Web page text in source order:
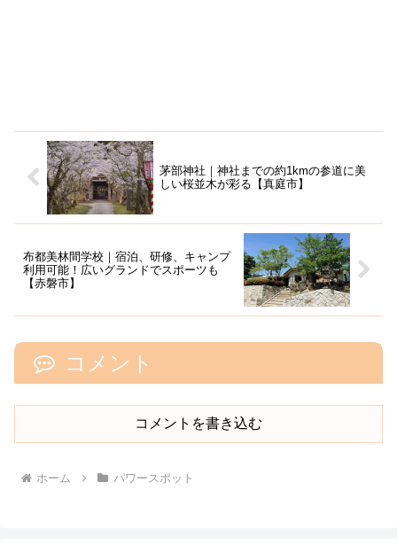
茅部神社｜神社までの約1kmの参道に美
しい桜並木が彩る【真庭市】
布都美林間学校｜宿泊、研修、キャンプ
利用可能！広いグランドでスポーツも
【赤磐市】
コメント
コメントを書き込む
ホーム パワースポット